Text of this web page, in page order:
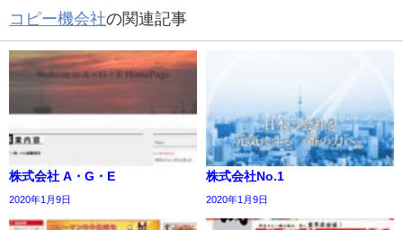
コピー機会社の関連記事
株式会社 A・G・E
2020年1月9日
株式会社No.1
2020年1月9日